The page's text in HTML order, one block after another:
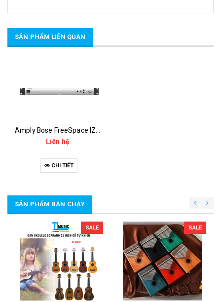
SẢN PHẨM LIÊN QUAN
Liên hệ
CHI TIẾT
SẢN PHẨM BÁN CHẠY
SALE SALE